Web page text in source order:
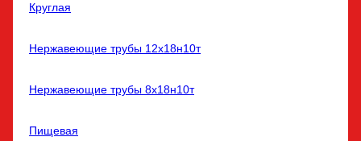
Круглая
Нержавеющие трубы 12х18н10т
Нержавеющие трубы 8х18н10т
Пищевая